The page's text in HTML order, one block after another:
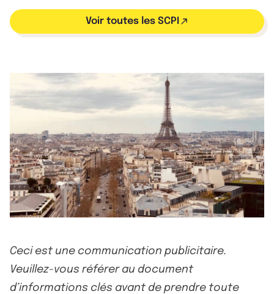
Voir toutes les SCPI
Ceci est une communication publicitaire.
Veuillez-vous référer au document
d’informations clés avant de prendre toute